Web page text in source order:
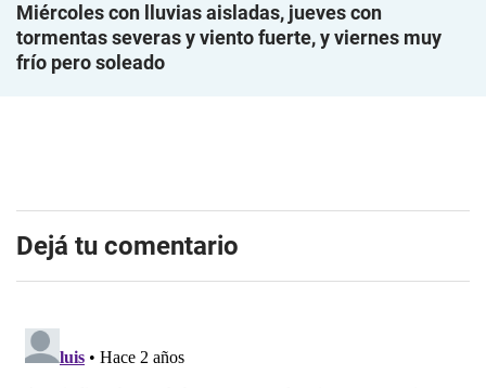
Miércoles con lluvias aisladas, jueves con
tormentas severas y viento fuerte, y viernes muy
frío pero soleado
Dejá tu comentario